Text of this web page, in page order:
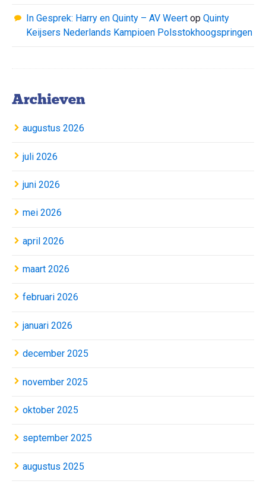
In Gesprek: Harry en Quinty – AV Weert op Quinty
Keijsers Nederlands Kampioen Polsstokhoogspringen
Archieven
augustus 2026
juli 2026
juni 2026
mei 2026
april 2026
maart 2026
februari 2026
januari 2026
december 2025
november 2025
oktober 2025
september 2025
augustus 2025